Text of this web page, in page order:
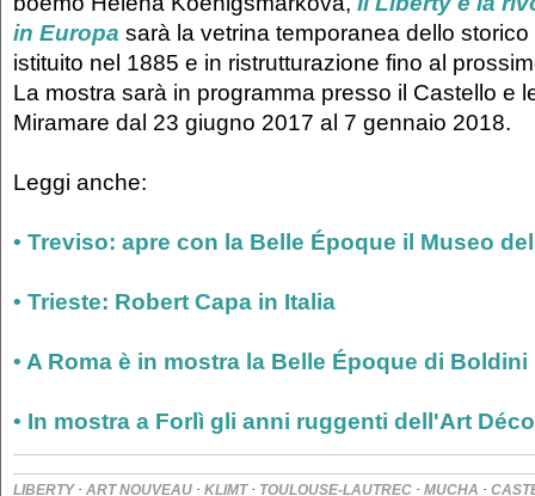
in Europa sarà la vetrina temporanea dello
istituito nel 1885 e in ristrutturazione fino al
La mostra sarà in programma presso il Castello e
Miramare dal 23 giugno 2017 al 7 gennaio 2018.
Leggi anche:
• Treviso: apre con la Belle Époque il Museo
• Trieste: Robert Capa in Italia
• A Roma è in mostra la Belle Époque di Boldini
• In mostra a Forlì gli anni ruggenti dell'Art Déco
LIBERTY· ART NOUVEAU · KLIMT· TOULOUSE-LAUTREC · MUCHA ·